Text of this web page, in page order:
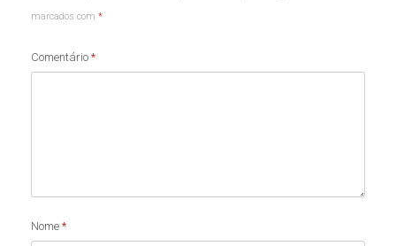
marcados com *
Comentário *
Nome *